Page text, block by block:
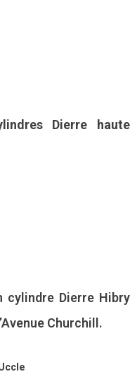
Dierre haute
cylindre Dierre Hibry
Churchill.